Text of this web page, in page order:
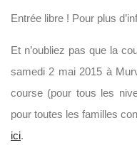
Entrée libre ! Pour plus
Et n’oubliez pas que la
samedi 2 mai 2015 à
course (pour tous les
pour toutes les familles
ici.